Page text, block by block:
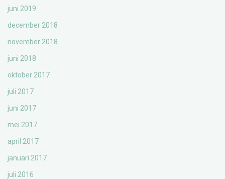
juni 2019
december 2018
november 2018
juni 2018
oktober 2017
juli 2017
juni 2017
mei 2017
april 2017
januari 2017
juli 2016